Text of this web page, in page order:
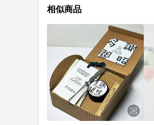
使用規則請以點數紅包活動說明為
相似商品